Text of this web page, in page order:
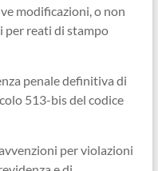
modificazioni, o non
per reati di stampo
penale definitiva di
513-bis del codice
per violazioni